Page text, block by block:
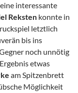
interessante
Reksten konnte in
letztlich
bis ins
noch unnötig
etwas
am Spitzenbrett
Möglichkeit